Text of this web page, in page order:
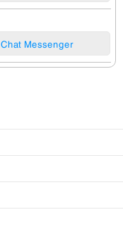
Chat Messenger